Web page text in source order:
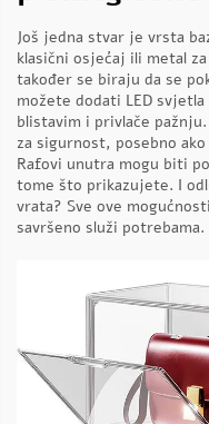
Još jedna stvar je vrsta
klasični osjećaj ili metal
također se biraju da se
možete dodati LED
blistavim i privlače
za sigurnost, posebno
Rafovi unutra mogu biti
tome što prikazujete. I
vrata? Sve ove
savršeno služi potrebama.